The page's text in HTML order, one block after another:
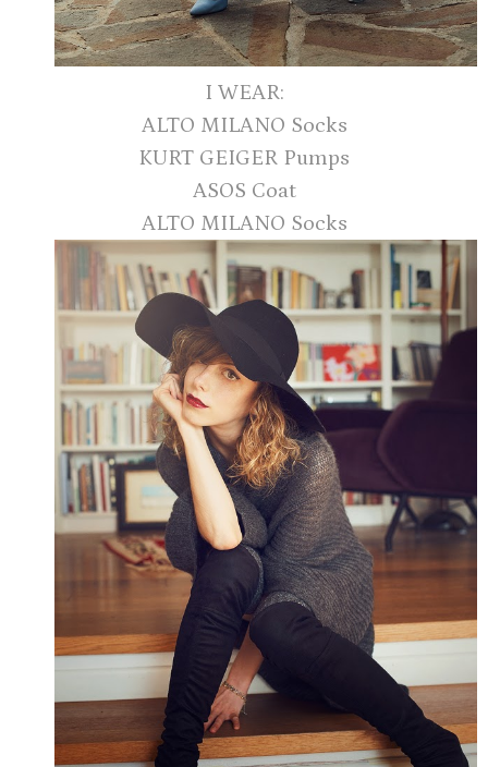
I WEAR:
ALTO MILANO Socks
KURT GEIGER Pumps
ASOS Coat
ALTO MILANO Socks